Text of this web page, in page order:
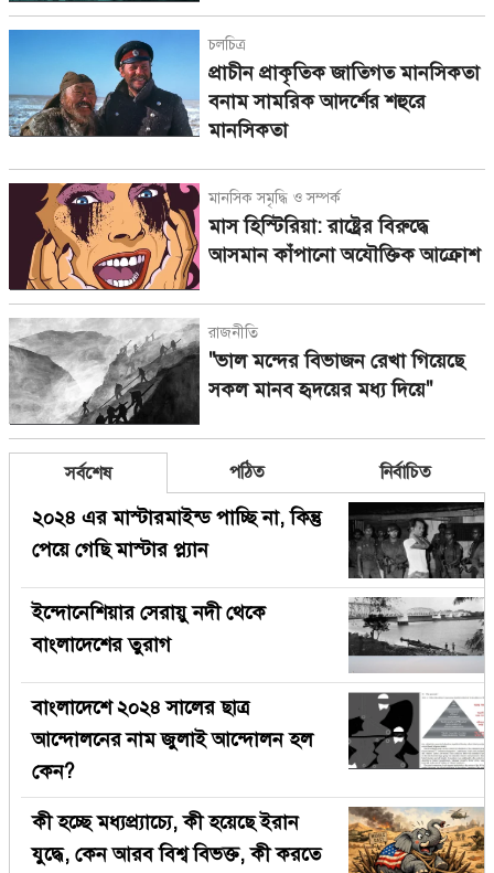
চলচিত্র
প্রাচীন প্রাকৃতিক জাতিগত মানসিকতা
বনাম সামরিক আদর্শের শহুরে
মানসিকতা
মানসিক সমৃদ্ধি ও সম্পর্ক
মাস হিস্টিরিয়া: রাষ্ট্রের বিরুদ্ধে
আসমান কাঁপানো অযৌক্তিক আক্রোশ
রাজনীতি
"ভাল মন্দের বিভাজন রেখা গিয়েছে
সকল মানব হৃদয়ের মধ্য দিয়ে"
সর্বশেষ পঠিত নির্বাচিত
২০২৪ এর মাস্টারমাইন্ড পাচ্ছি না, কিন্তু
পেয়ে গেছি মাস্টার প্ল্যান
ইন্দোনেশিয়ার সেরায়ু নদী থেকে
বাংলাদেশের তুরাগ
বাংলাদেশে ২০২৪ সালের ছাত্র
আন্দোলনের নাম জুলাই আন্দোলন হল
কেন?
কী হচ্ছে মধ্যপ্র্যাচ্যে, কী হয়েছে ইরান
যুদ্ধে, কেন আরব বিশ্ব বিভক্ত, কী করতে